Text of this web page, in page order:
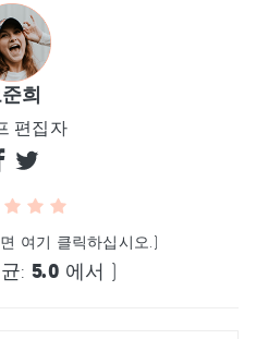
희
편집자
여기 클릭하십시오.)
: 5.0 에서 )